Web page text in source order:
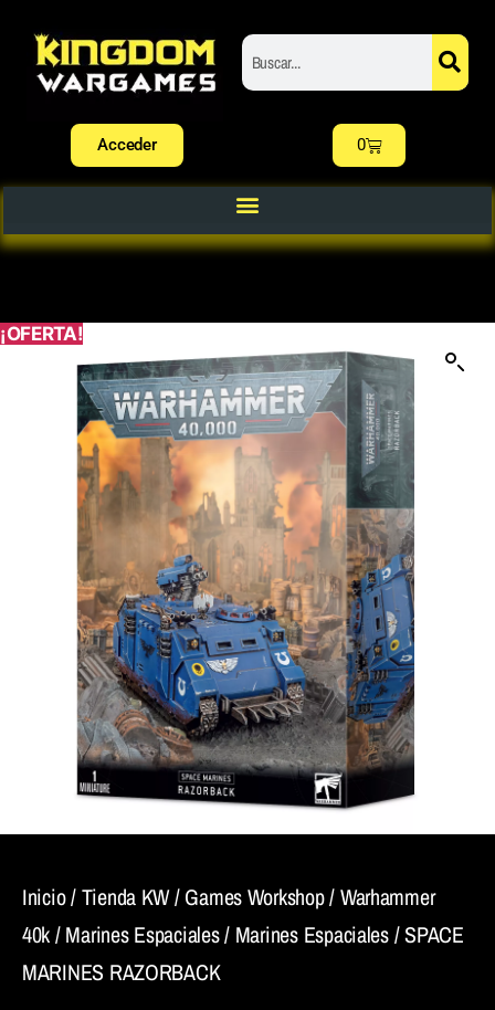
Acceder 0
¡OFERTA!
Inicio/Tienda KW/Games Workshop/Warhammer
40k/Marines Espaciales/ Marines Espaciales/ SPACE
MARINES RAZORBACK